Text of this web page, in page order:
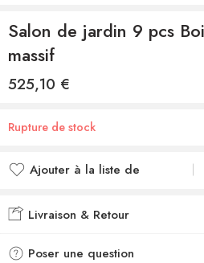
Salon de jardin 9 pcs
massif
525,10 €
Rupture de stock
Ajouter à la liste de
Ajouté à la liste de
Livraison & Retour
Poser une question